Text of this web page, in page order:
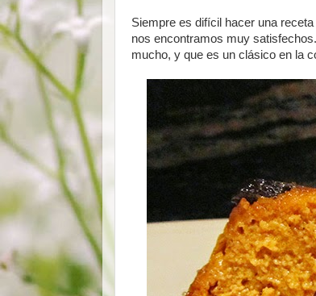
Siempre es difícil hacer una
nos encontramos muy
mucho, y que es un clásico en la